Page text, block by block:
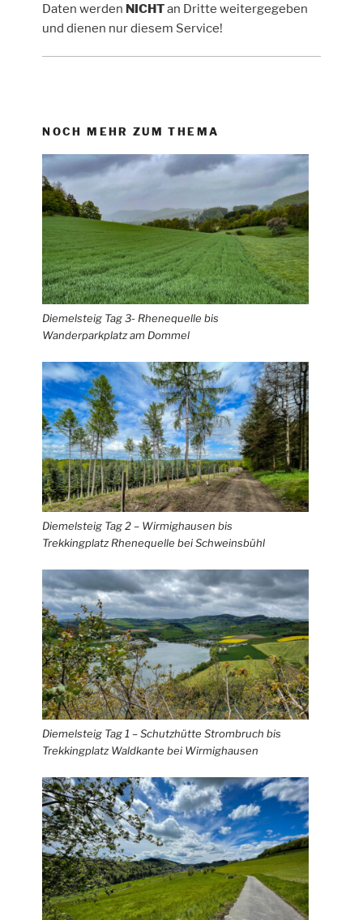
Daten werden NICHTan Dritte weitergegeben
und dienen nur diesem Service!
NOCH MEHR ZUM THEMA
Diemelsteig Tag 3- Rhenequelle bis
Wanderparkplatz am Dommel
Diemelsteig Tag 2 – Wirmighausen bis
Trekkingplatz Rhenequelle bei Schweinsbühl
Diemelsteig Tag 1 – Schutzhütte Strombruch bis
Trekkingplatz Waldkante bei Wirmighausen